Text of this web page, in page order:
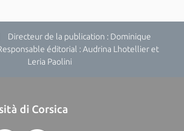
de la publication : Dominique
éditorial : Audrina Lhotellier et
Leria Paolini
di Corsica